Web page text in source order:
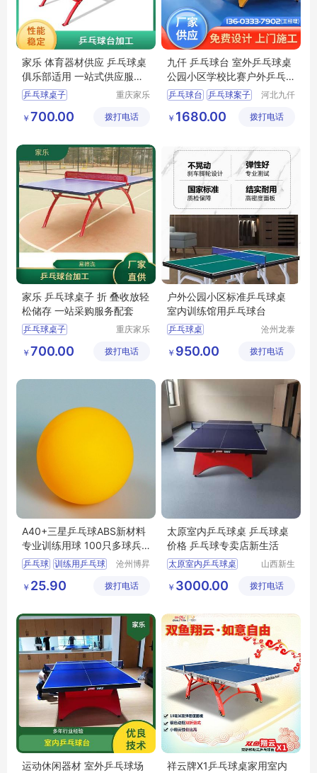
家乐 体育器材供应 乒乓球桌
俱乐部适用 一站式供应服务
欢迎选购
乒乓球桌子
阳江折叠乒乓球台
迪庆正规乒乓球台尺寸
重庆家乐
有限公司
￥ 700.00 拨打电话
九仟 乒乓球台 室外乒乓球桌
公园小区学校比赛户外乒乓
球案子 可定制
乒乓球台 乒乓球案子
河北九仟
制造有限
￥ 1680.00 拨打电话
家乐 乒乓球桌子 折 叠收放轻
松储存 一站采购服务配套
乒乓球桌子
云南乒乓球台批发
楚雄乒乓球桌
重庆家乐
有限公司
￥ 700.00 拨打电话
户外公园小区标准乒乓球桌
室内训练馆用乒乓球台
乒乓球桌
训练乒乓球桌
乒乓球桌样式
沧州龙泰
有限公司
￥ 950.00 拨打电话
A40+三星乒乓球ABS新材料
专业训练用球 100只多球兵
乓球
乒乓球 训练用乒乓球
乒乓球标准尺寸
沧州博昇
有限公司
￥ 25.90 拨打电话
太原室内乒乓球桌 乒乓球桌
价格 乒乓球专卖店新生活
太原室内乒乓球桌
乒乓球桌
乒乓球专卖店
山西新生
材有限公
￥ 3000.00 拨打电话
运动休闲器材 室外乒乓球场 祥云牌X1乒乓球桌家用室内